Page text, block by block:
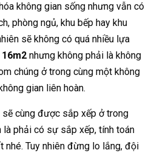
không gian sống nhưng vẫn có
phòng ngủ, khu bếp hay khu
sẽ không có quá nhiều lựa
16m2 nhưng không phải là không
chúng ở trong cùng một không
gian liên hoàn.
sẽ cùng được sắp xếp ở trong
phải có sự sắp xếp, tính toán
nhé. Tuy nhiên đừng lo lắng, đội